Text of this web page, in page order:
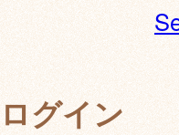
ログイン